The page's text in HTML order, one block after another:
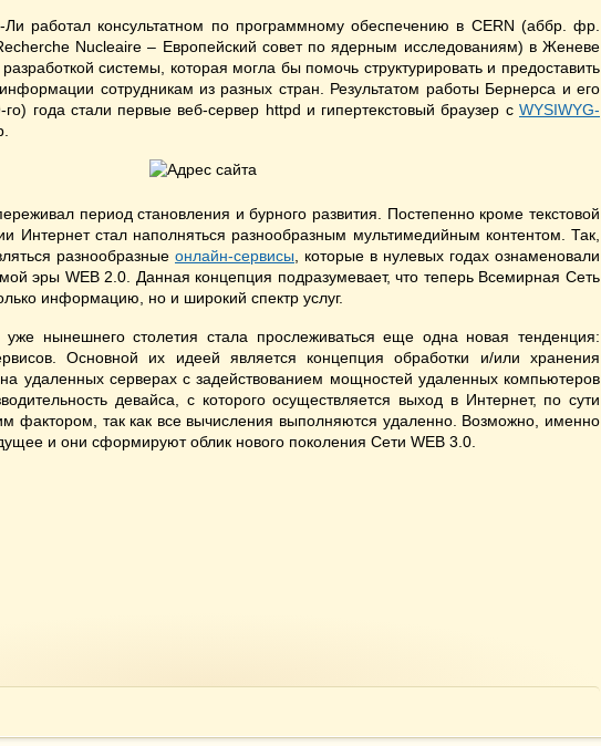
работал консультатном по программному обеспечению в CERN (аббр. фр.
Nucleaire – Европейский совет по ядерным исследованиям) в Женеве
системы, которая могла бы помочь структурировать и предоставить
сотрудникам из разных стран. Результатом работы Бернерса и его
го) года стали первые веб-сервер httpd и гипертекстовый браузер с WYSIWYG-
период становления и бурного развития. Постепенно кроме текстовой
Интернет стал наполняться разнообразным мультимедийным контентом. Так,
разнообразные онлайн-сервисы , которые в нулевых годах ознаменовали
эры WEB 2.0. Данная концепция подразумевает, что теперь Всемирная Сеть
информацию, но и широкий спектр услуг.
нынешнего столетия стала прослеживаться еще одна новая тенденция:
Основной их идеей является концепция обработки и/или хранения
на удаленных серверах с задействованием мощностей удаленных компьютеров
девайса, с которого осуществляется выход в Интернет, по сути
фактором, так как все вычисления выполняются удаленно. Возможно, именно
и они сформируют облик нового поколения Сети WEB 3.0.